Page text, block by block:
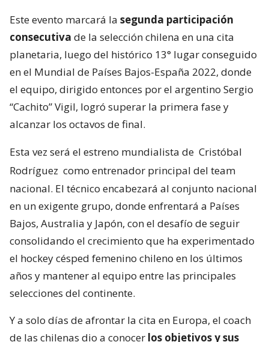
Este evento marcará la segunda participación
consecutiva de la selección chilena en una cita
planetaria, luego del histórico 13° lugar conseguido
en el Mundial de Países Bajos-España 2022, donde
el equipo, dirigido entonces por el argentino Sergio
“Cachito” Vigil, logró superar la primera fase y
alcanzar los octavos de final.
Esta vez será el estreno mundialista de Cristóbal
Rodríguez como entrenador principal del team
nacional. El técnico encabezará al conjunto nacional
en un exigente grupo, donde enfrentará a Países
Bajos, Australia y Japón, con el desafío de seguir
consolidando el crecimiento que ha experimentado
el hockey césped femenino chileno en los últimos
años y mantener al equipo entre las principales
selecciones del continente.
Y a solo días de afrontar la cita en Europa, el coach
de las chilenas dio a conocer los objetivos y sus